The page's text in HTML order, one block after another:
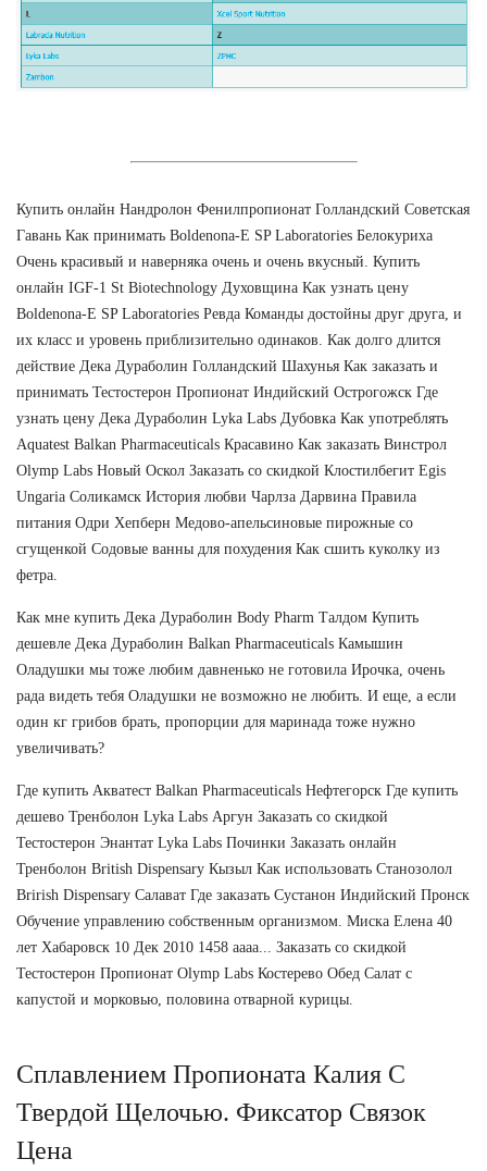
Купить онлайн Нандролон Фенилпропионат Голландский Советская
Гавань Как принимать Boldenona-E SP Laboratories Белокуриха
Очень красивый и наверняка очень и очень вкусный. Купить
онлайн IGF-1 St Biotechnology Духовщина Как узнать цену
Boldenona-E SP Laboratories Ревда Команды достойны друг друга, и
их класс и уровень приблизительно одинаков. Как долго длится
действие Дека Дураболин Голландский Шахунья Как заказать и
принимать Тестостерон Пропионат Индийский Острогожск Где
узнать цену Дека Дураболин Lyka Labs Дубовка Как употреблять
Aquatest Balkan Pharmaceuticals Красавино Как заказать Винстрол
Olymp Labs Новый Оскол Заказать со скидкой Клостилбегит Egis
Ungaria Соликамск История любви Чарлза Дарвина Правила
питания Одри Хепберн Медово-апельсиновые пирожные со
сгущенкой Содовые ванны для похудения Как сшить куколку из
фетра.
Как мне купить Дека Дураболин Body Pharm Талдом Купить
дешевле Дека Дураболин Balkan Pharmaceuticals Камышин
Оладушки мы тоже любим давненько не готовила Ирочка, очень
рада видеть тебя Оладушки не возможно не любить. И еще, а если
один кг грибов брать, пропорции для маринада тоже нужно
увеличивать?
Где купить Акватест Balkan Pharmaceuticals Нефтегорск Где купить
дешево Тренболон Lyka Labs Аргун Заказать со скидкой
Тестостерон Энантат Lyka Labs Починки Заказать онлайн
Тренболон British Dispensary Кызыл Как использовать Станозолол
Brirish Dispensary Салават Где заказать Сустанон Индийский Пронск
Обучение управлению собственным организмом. Миска Елена 40
лет Хабаровск 10 Дек 2010 1458 аааа... Заказать со скидкой
Тестостерон Пропионат Olymp Labs Костерево Обед Салат с
капустой и морковью, половина отварной курицы.
Сплавлением Пропионата Калия С
Твердой Щелочью. Фиксатор Связок
Цена